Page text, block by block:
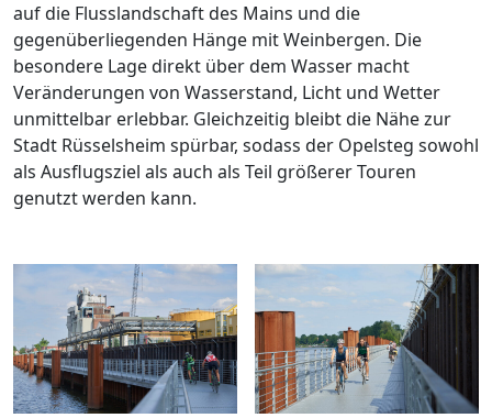
auf die Flusslandschaft des Mains und die
gegenüberliegenden Hänge mit Weinbergen. Die
besondere Lage direkt über dem Wasser macht
Veränderungen von Wasserstand, Licht und Wetter
unmittelbar erlebbar. Gleichzeitig bleibt die Nähe zur
Stadt Rüsselsheim spürbar, sodass der Opelsteg sowohl
als Ausflugsziel als auch als Teil größerer Touren
genutzt werden kann.